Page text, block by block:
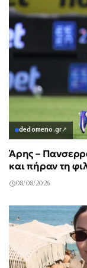
dedomeno.gr↗
Άρης –
και πήραν τη
08/08/2026